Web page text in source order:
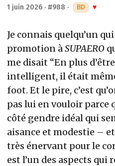
1 juin 2026 · #988 · BD ♥
Je connais quelqu’un
promotion àSUPAERO
me disait “En plus
intelligent, il était
foot. Et le pire, c’est
pas lui en vouloir parce
côté gendre idéal qui
aisance et modestie –
très énervant pour le
est l’un des aspects qui